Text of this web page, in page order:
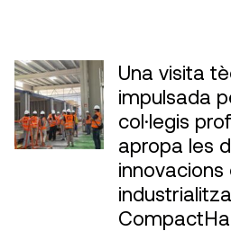
Una visita
impulsada
col·legis
apropa les